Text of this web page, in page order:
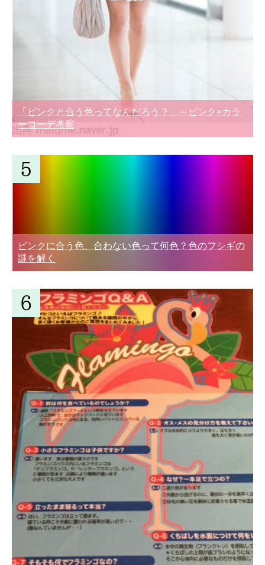
「ピンクと合う色ってなんだろう？」～ピンク×カラ
ーコーデ考察
ピンクに合う色、合わない色って何色？色のフシギの
謎を解く